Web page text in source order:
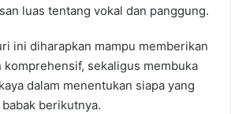
luas tentang vokal dan panggung.
ini diharapkan mampu memberikan
komprehensif, sekaligus membuka
dalam menentukan siapa yang
berikutnya.